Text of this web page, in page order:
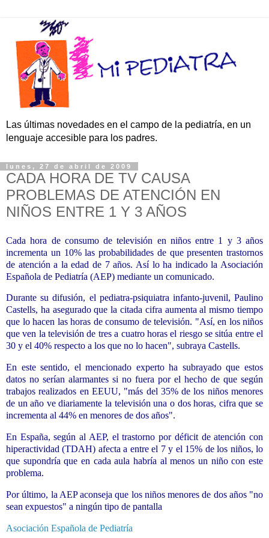
Las últimas novedades en el campo de la pediatría, en un
lenguaje accesible para los padres.
lunes, 27 de abril de 2009
CADA HORA DE TV CAUSA
PROBLEMAS DE ATENCIÓN EN
NIÑOS ENTRE 1 Y 3 AÑOS
Cada hora de consumo de televisión en niños entre 1 y 3 años
incrementa un 10% las probabilidades de que presenten trastornos
de atención a la edad de 7 años. Así lo ha indicado la Asociación
Española de Pediatría (AEP) mediante un comunicado.
Durante su difusión, el pediatra-psiquiatra infanto-juvenil, Paulino
Castells, ha asegurado que la citada cifra aumenta al mismo tiempo
que lo hacen las horas de consumo de televisión. "Así, en los niños
que ven la televisión de tres a cuatro horas el riesgo se sitúa entre el
30 y el 40% respecto a los que no lo hacen", subraya Castells.
En este sentido, el mencionado experto ha subrayado que estos
datos no serían alarmantes si no fuera por el hecho de que según
trabajos realizados en EEUU, "más del 35% de los niños menores
de un año ve diariamente la televisión una o dos horas, cifra que se
incrementa al 44% en menores de dos años".
En España, según al AEP, el trastorno por déficit de atención con
hiperactividad (TDAH) afecta a entre el 7 y el 15% de los niños, lo
que supondría que en cada aula habría al menos un niño con este
problema.
Por último, la AEP aconseja que los niños menores de dos años "no
sean expuestos" a ningún tipo de pantalla
Asociación Española de Pediatría